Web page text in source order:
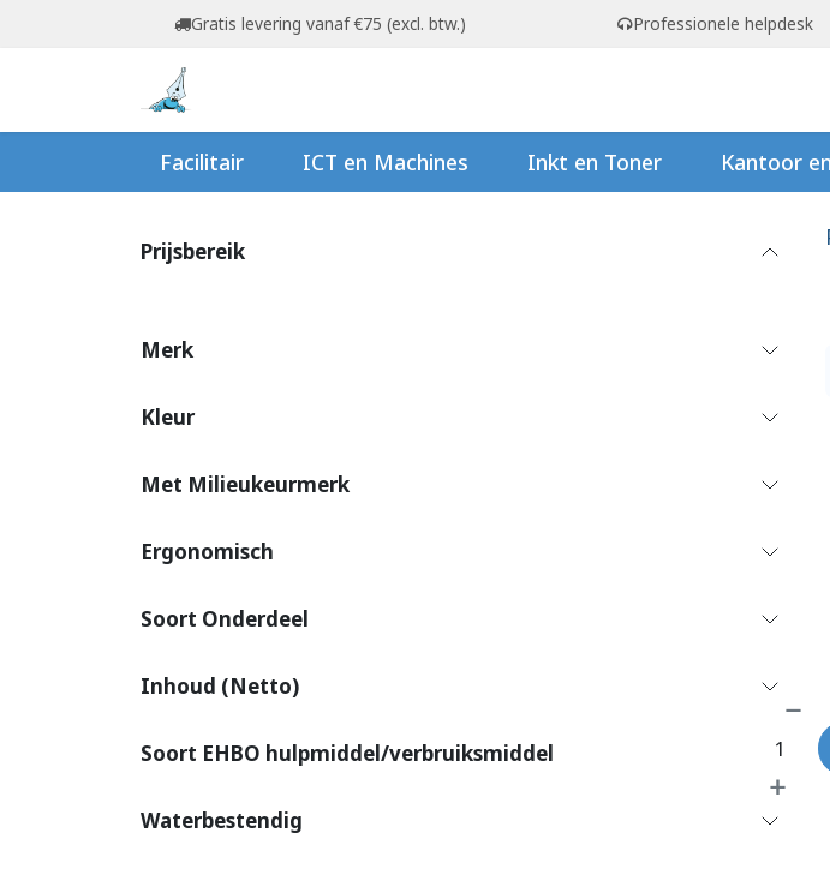
Overslaan naar inhoudGratis levering vanaf €75 (excl. btw.) Professionele helpdesk
Facilitair ICT en Machines Inkt en Toner Kantoor
Prijsbereik
Merk
Kleur
Met Milieukeurmerk
Ergonomisch
Soort Onderdeel
Inhoud (Netto)
Soort EHBO hulpmiddel/verbruiksmiddel
Waterbestendig